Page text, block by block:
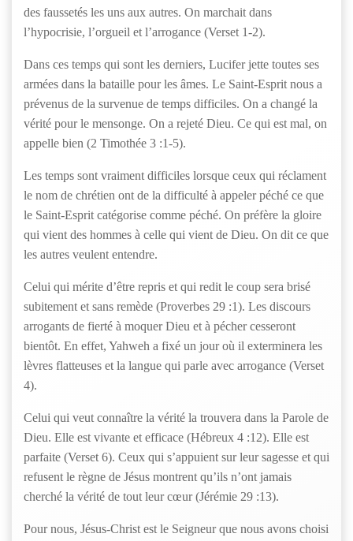
des faussetés les uns aux autres. On marchait dans
l’hypocrisie, l’orgueil et l’arrogance (Verset 1-2).
Dans ces temps qui sont les derniers, Lucifer jette toutes ses
armées dans la bataille pour les âmes. Le Saint-Esprit nous a
prévenus de la survenue de temps difficiles. On a changé la
vérité pour le mensonge. On a rejeté Dieu. Ce qui est mal, on
appelle bien (2 Timothée 3 :1-5).
Les temps sont vraiment difficiles lorsque ceux qui réclament
le nom de chrétien ont de la difficulté à appeler péché ce que
le Saint-Esprit catégorise comme péché. On préfère la gloire
qui vient des hommes à celle qui vient de Dieu. On dit ce que
les autres veulent entendre.
Celui qui mérite d’être repris et qui redit le coup sera brisé
subitement et sans remède (Proverbes 29 :1). Les discours
arrogants de fierté à moquer Dieu et à pécher cesseront
bientôt. En effet, Yahweh a fixé un jour où il exterminera les
lèvres flatteuses et la langue qui parle avec arrogance (Verset
4).
Celui qui veut connaître la vérité la trouvera dans la Parole de
Dieu. Elle est vivante et efficace (Hébreux 4 :12). Elle est
parfaite (Verset 6). Ceux qui s’appuient sur leur sagesse et qui
refusent le règne de Jésus montrent qu’ils n’ont jamais
cherché la vérité de tout leur cœur (Jérémie 29 :13).
Pour nous, Jésus-Christ est le Seigneur que nous avons choisi